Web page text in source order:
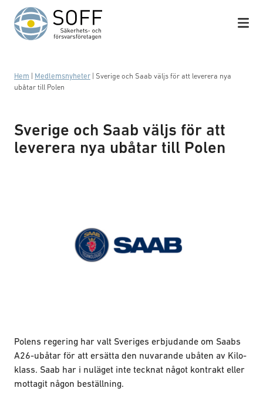
Hoppa till innehåll
Hem Medlemsnyheter
Sverige och Saab väljs för att leverera nya
ubåtar till Polen
Sverige och Saab väljs för att
leverera nya ubåtar till Polen
Polens regering har valt Sveriges erbjudande om Saabs
A26-ubåtar för att ersätta den nuvarande ubåten av Kilo-
klass. Saab har i nuläget inte tecknat något kontrakt eller
mottagit någon beställning.